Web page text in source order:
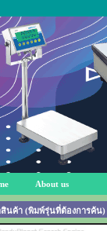
About us
นค้า (พิมพ์รุ่นที่ต้องการค้น)